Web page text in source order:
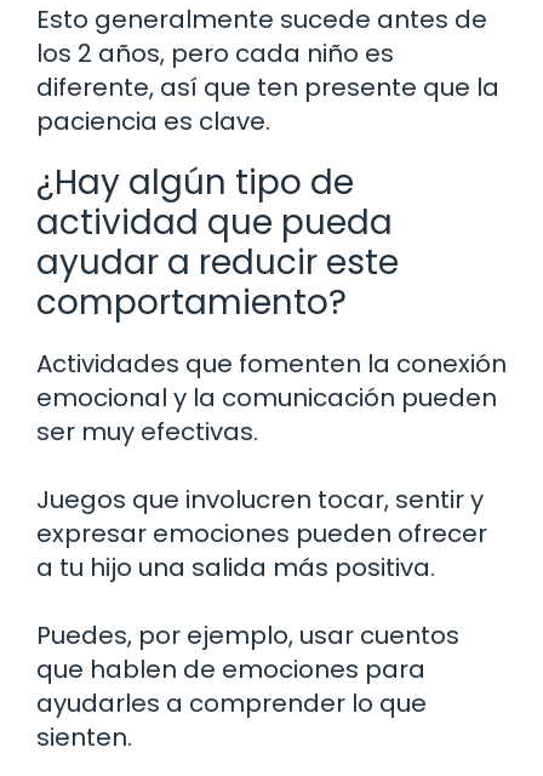
Esto generalmente sucede antes de
los 2 años, pero cada niño es
diferente, así que ten presente que la
paciencia es clave.
¿Hay algún tipo de
actividad que pueda
ayudar a reducir este
comportamiento?
Actividades que fomenten la conexión
emocional y la comunicación pueden
ser muy efectivas.
Juegos que involucren tocar, sentir y
expresar emociones pueden ofrecer
a tu hijo una salida más positiva.
Puedes, por ejemplo, usar cuentos
que hablen de emociones para
ayudarles a comprender lo que
sienten.